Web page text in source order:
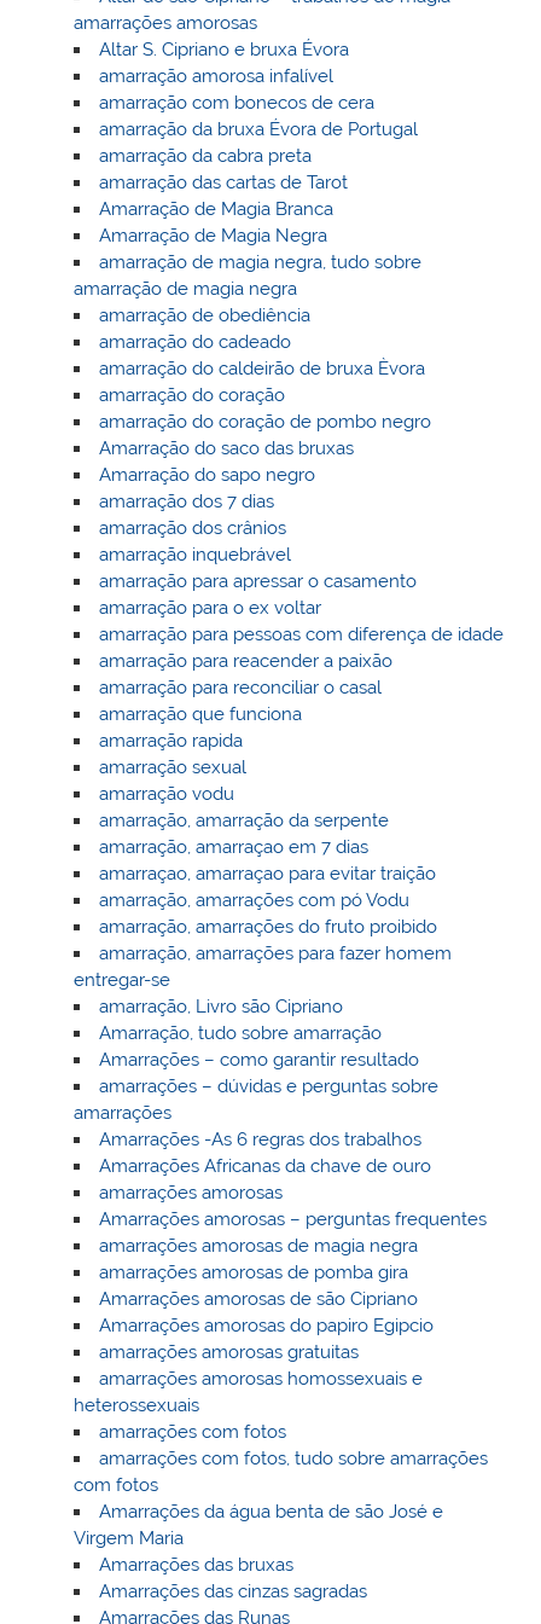
amarrações amorosas
Altar S. Cipriano e bruxa Évora
amarração amorosa infalível
amarração com bonecos de cera
amarração da bruxa Évora de Portugal
amarração da cabra preta
amarração das cartas de Tarot
Amarração de Magia Branca
Amarração de Magia Negra
amarração de magia negra, tudo sobre
amarração de magia negra
amarração de obediência
amarração do cadeado
amarração do caldeirão de bruxa Èvora
amarração do coração
amarração do coração de pombo negro
Amarração do saco das bruxas
Amarração do sapo negro
amarração dos 7 dias
amarração dos crânios
amarração inquebrável
amarração para apressar o casamento
amarração para o ex voltar
amarração para pessoas com diferença de idade
amarração para reacender a paixão
amarração para reconciliar o casal
amarração que funciona
amarração rapida
amarração sexual
amarração vodu
amarração, amarração da serpente
amarração, amarraçao em 7 dias
amarraçao, amarraçao para evitar traição
amarração, amarrações com pó Vodu
amarração, amarrações do fruto proibido
amarração, amarrações para fazer homem
entregar-se
amarração, Livro são Cipriano
Amarração, tudo sobre amarração
Amarrações – como garantir resultado
amarrações – dúvidas e perguntas sobre
amarrações
Amarrações -As 6 regras dos trabalhos
Amarrações Africanas da chave de ouro
amarrações amorosas
Amarrações amorosas – perguntas frequentes
amarrações amorosas de magia negra
amarrações amorosas de pomba gira
Amarrações amorosas de são Cipriano
Amarrações amorosas do papiro Egipcio
amarrações amorosas gratuitas
amarrações amorosas homossexuais e
heterossexuais
amarrações com fotos
amarrações com fotos, tudo sobre amarrações
com fotos
Amarrações da água benta de são José e
Virgem Maria
Amarrações das bruxas
Amarrações das cinzas sagradas
Amarrações das Runas